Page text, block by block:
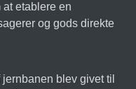
etablere en
og gods direkte
blev givet til